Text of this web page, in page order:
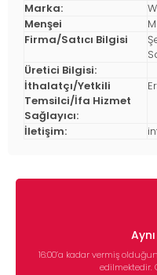
Marka:
Menşei
Firma/Satıcı Bilgisi
Üretici Bilgisi:
İthalatçı/Yetkili
Temsilci/İfa Hizmet
Sağlayıcı:
İletişim:
16:00’a kadar vermiş
edilmektedir.